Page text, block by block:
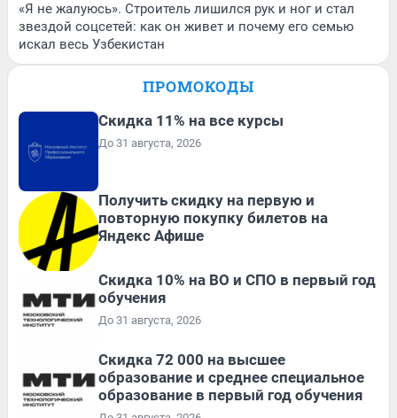
«Я не жалуюсь». Строитель лишился рук и ног и стал
звездой соцсетей: как он живет и почему его семью
искал весь Узбекистан
ПРОМОКОДЫ
Скидка 11% на все курсы
До 31 августа, 2026
Получить скидку на первую и
повторную покупку билетов на
Яндекс Афише
Скидка 10% на ВО и СПО в первый год
обучения
До 31 августа, 2026
Скидка 72 000 на высшее
образование и среднее специальное
образование в первый год обучения